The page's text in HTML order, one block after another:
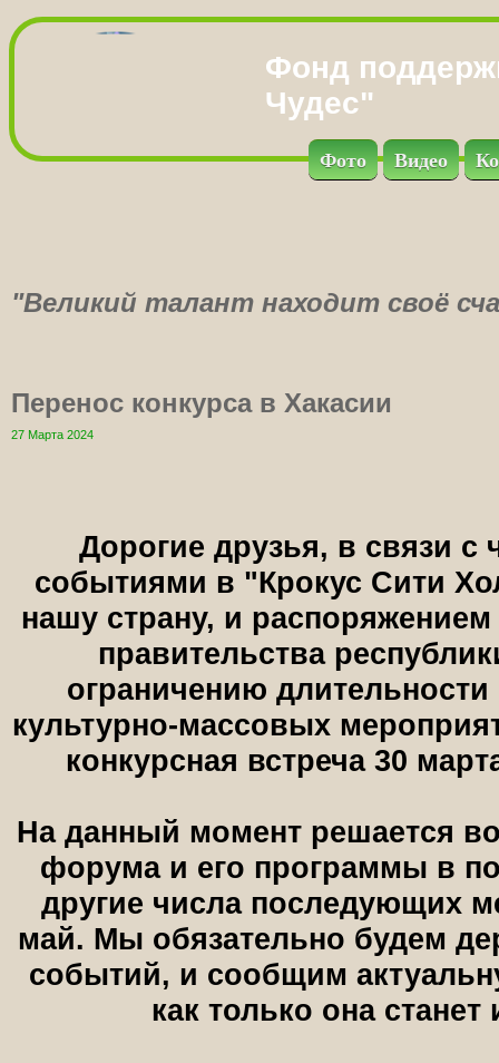
Фонд
Чудес"
Фото Видео
"Великий талант находит своё
Перенос конкурса в Хакасии
27 Марта 2024
Дорогие друзья, в связи
событиями в "Крокус Сити
нашу страну, и
правительства
ограничению длительности
культурно-массовых
конкурсная встреча 30
На данный момент решается
форума и его программы в
другие числа последующих
май. Мы обязательно будем
событий, и сообщим
как только она станет